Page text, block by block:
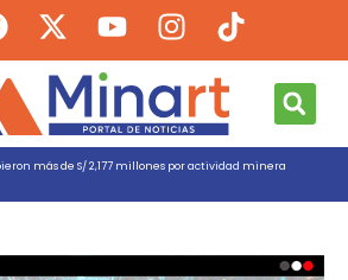
más de S/ 2,177 millones por actividad minera